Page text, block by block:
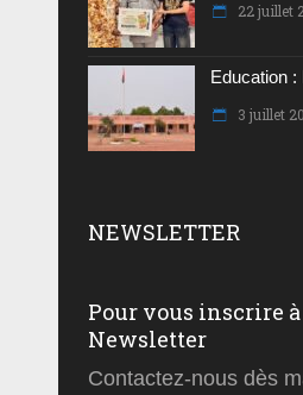
22 juillet
Education :
3 juillet
NEWSLETTER
Pour vous inscrire
Newsletter
Contactez-nous dès